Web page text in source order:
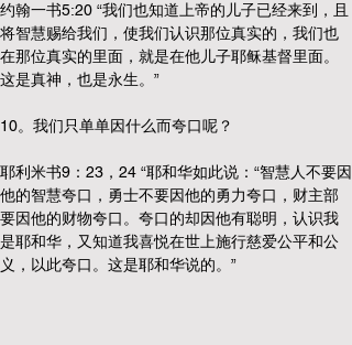
约翰一书5:20 “我们也知道上帝的儿子已经来到，且
将智慧赐给我们，使我们认识那位真实的，我们也
在那位真实的里面，就是在他儿子耶稣基督里面。
这是真神，也是永生。”
10。我们只单单因什么而夸口呢？
耶利米书9：23，24 “耶和华如此说：“智慧人不要因
他的智慧夸口，勇士不要因他的勇力夸口，财主部
要因他的财物夸口。夸口的却因他有聪明，认识我
是耶和华，又知道我喜悦在世上施行慈爱公平和公
义，以此夸口。这是耶和华说的。”